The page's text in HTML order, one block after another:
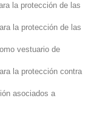
la protección de las
la protección de las
vestuario de
la protección contra
asociados a